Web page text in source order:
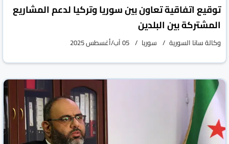
توقيع اتفاقية تعاون بين سوريا وتركيا لدعم المشاريع
المشتركة بين البلدين
وكالة سانا السورية سوريا 05 آب/أغسطس 2025